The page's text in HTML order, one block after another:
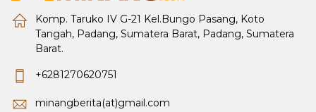
Komp. Taruko IV G-21 Kel.Bungo Pasang, Koto
Tangah, Padang, Sumatera Barat, Padang, Sumatera
Barat.
+6281270620751
minangberita(at)gmail.com